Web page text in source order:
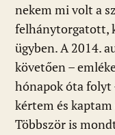
nekem mi volt a
felhánytorgatott,
ügyben. A 2014.
követően –
hónapok óta
kértem és
Többször is